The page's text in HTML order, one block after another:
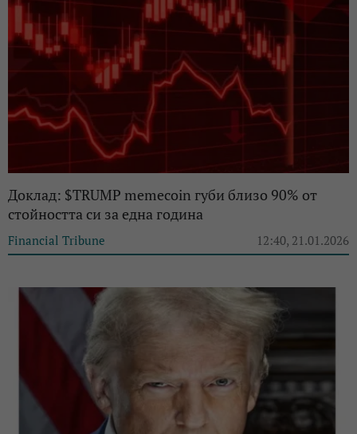
Доклад: $TRUMP memecoin губи близо 90% от
стойността си за една година
Financial Tribune 12:40, 21.01.2026